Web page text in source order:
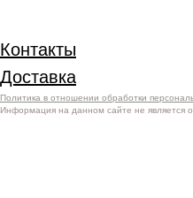
Контакты
Доставка
Политика в отношении обработки
Информация на данном сайте не является